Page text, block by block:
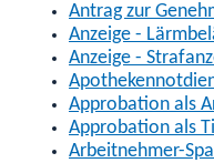
Antrag zur
Anzeige -
Anzeige -
Approbation als
Approbation als
Arbeitnehmer-